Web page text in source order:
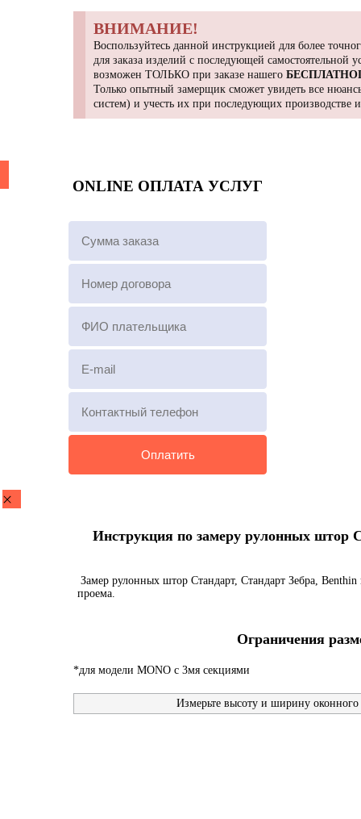
ВНИМАНИЕ!
Воспользуйтесь данной инструкцией для более
для заказа изделий с последующей
возможен ТОЛЬКО при заказе нашего
Только опытный замерщик сможет увидеть все
систем) и учесть их при последующих производстве
ONLINE ОПЛАТА УСЛУГ
Инструкция по замеру рулонных штор
Замер рулонных штор Стандарт, Стандарт Зебра,
проема.
Ограничения
*для модели MONO с 3мя секциями
Измерьте высоту и ширину оконного